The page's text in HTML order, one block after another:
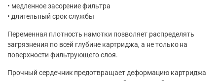
• медленное засорение фильтра
• длительный срок службы
Переменная плотность намотки позволяет распределять
загрязнения по всей глубине картриджа, а не только на
поверхности фильтрующего слоя.
Прочный сердечник предотвращает деформацию картриджа